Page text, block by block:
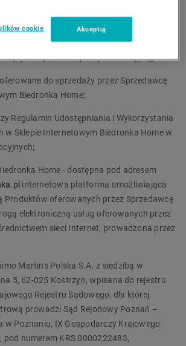
w odrębnych regulaminach Akcji
informacjach o promocji dostępnych w
Biedronka Home lub w materiałach
się do danej Akcji Promocyjnej;
do sprzedaży przez Sprzedawcę
Biedronka Home;
Regulamin Udostępniania i Wykorzystania
w Sklepie Internetowym Biedronka Home w
Home - dostępna pod adresem
internetowa platforma umożliwiająca
Produktów oferowanych przez Sprzedawcę
elektroniczną usług oferowanych przez
sieci Internet, prowadzona przez
Martins Polska S.A. z siedzibą w
5, 62-025 Kostrzyn, wpisana do rejestru
Rejestru Sądowego, dla której
prowadzi Sąd Rejonowy Poznań –
w Poznaniu, IX Gospodarczy Krajowego
pod numerem KRS 0000222483,
cookie Akceptuj